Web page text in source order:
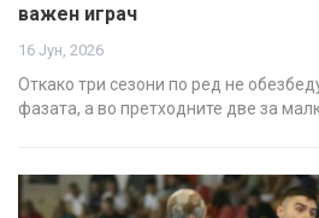
важен играч
16 Јун, 2026
Откако три сезони по ред не
фазата, а во претходните две за